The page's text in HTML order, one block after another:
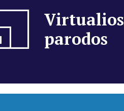
Virtualios
parodos